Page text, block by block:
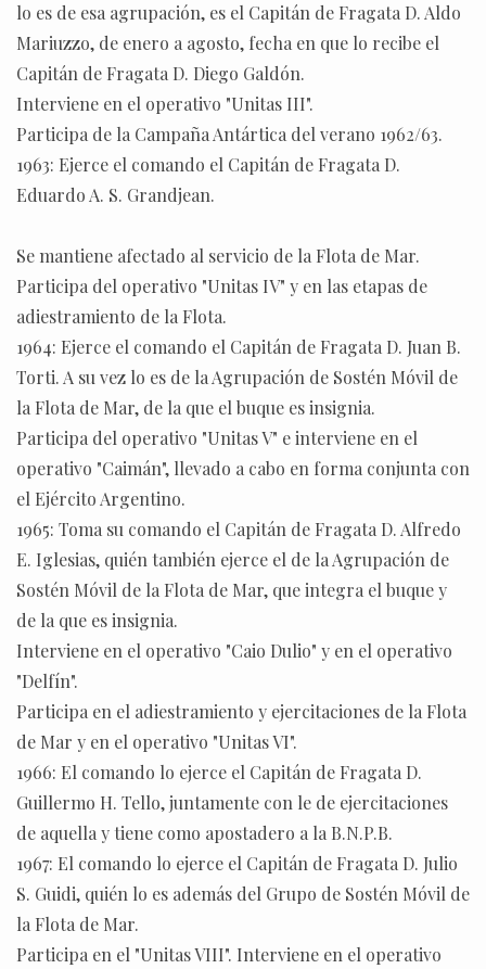
lo es de esa agrupación, es el Capitán de Fragata D. Aldo
Mariuzzo, de enero a agosto, fecha en que lo recibe el
Capitán de Fragata D. Diego Galdón.
Interviene en el operativo "Unitas III".
Participa de la Campaña Antártica del verano 1962/63.
1963: Ejerce el comando el Capitán de Fragata D.
Eduardo A. S. Grandjean.
Se mantiene afectado al servicio de la Flota de Mar.
Participa del operativo "Unitas IV" y en las etapas de
adiestramiento de la Flota.
1964: Ejerce el comando el Capitán de Fragata D. Juan B.
Torti. A su vez lo es de la Agrupación de Sostén Móvil de
la Flota de Mar, de la que el buque es insignia.
Participa del operativo "Unitas V" e interviene en el
operativo "Caimán", llevado a cabo en forma conjunta con
el Ejército Argentino.
1965: Toma su comando el Capitán de Fragata D. Alfredo
E. Iglesias, quién también ejerce el de la Agrupación de
Sostén Móvil de la Flota de Mar, que integra el buque y
de la que es insignia.
Interviene en el operativo "Caio Dulio" y en el operativo
"Delfín".
Participa en el adiestramiento y ejercitaciones de la Flota
de Mar y en el operativo "Unitas VI".
1966: El comando lo ejerce el Capitán de Fragata D.
Guillermo H. Tello, juntamente con le de ejercitaciones
de aquella y tiene como apostadero a la B.N.P.B.
1967: El comando lo ejerce el Capitán de Fragata D. Julio
S. Guidi, quién lo es además del Grupo de Sostén Móvil de
la Flota de Mar.
Participa en el "Unitas VIII". Interviene en el operativo